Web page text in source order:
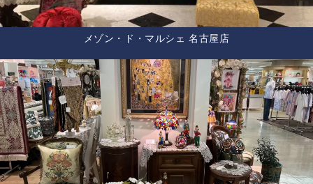
メゾン・ド・マルシェ 名古屋店